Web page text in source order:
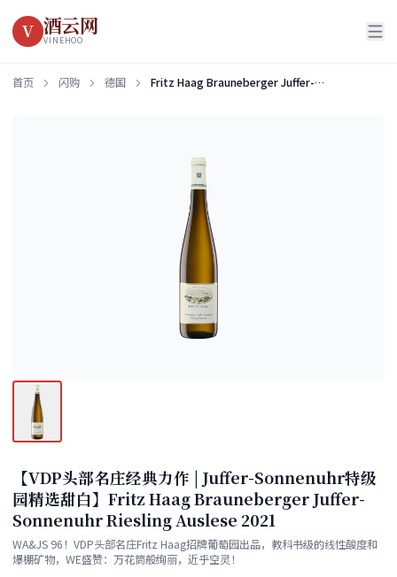
V 酒云网
VINEHOO
首页 闪购 德国 Fritz Haag Brauneberger Juffer-Sonnenuhr Riesling Auslese
【VDP头部名庄经典力作 | Juffer-Sonnenuhr特级
园精选甜白】Fritz Haag Brauneberger Juffer-
Sonnenuhr Riesling Auslese 2021
WA&JS 96！VDP头部名庄Fritz Haag招牌葡萄园出品，教科书级的线性酸度和
爆棚矿物，WE盛赞：万花筒般绚丽，近乎空灵！